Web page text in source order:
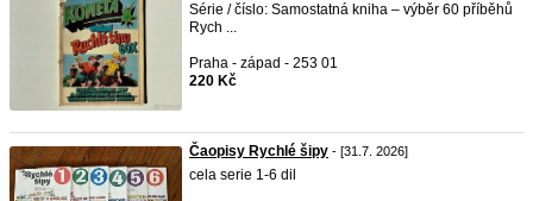
Série / číslo: Samostatná kniha – výběr 60 příběhů
Rych ...
Praha - západ - 253 01
220 Kč
Čaopisy Rychlé šipy - [31.7. 2026]
cela serie 1-6 dil